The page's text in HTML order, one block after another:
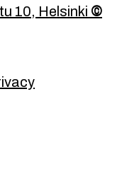
10, Helsinki ©